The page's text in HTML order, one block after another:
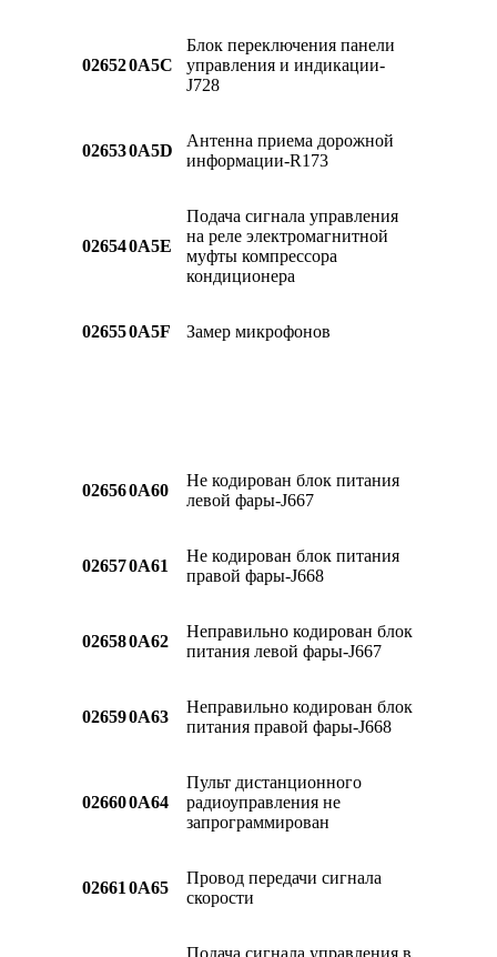
026520A5C
Блок переключения панели
управления и индикации-
J728
026530A5D
Антенна приема дорожной
информации-R173
026540A5E
Подача сигнала управления
на реле электромагнитной
муфты компрессора
кондиционера
026550A5F Замер микрофонов
026560A60
Не кодирован блок питания
левой фары-J667
026570A61
Не кодирован блок питания
правой фары-J668
026580A62
Неправильно кодирован блок
питания левой фары-J667
026590A63
Неправильно кодирован блок
питания правой фары-J668
026600A64
Пульт дистанционного
радиоуправления не
запрограммирован
02661 0A65
Провод передачи сигнала
скорости
Подача сигнала управления в